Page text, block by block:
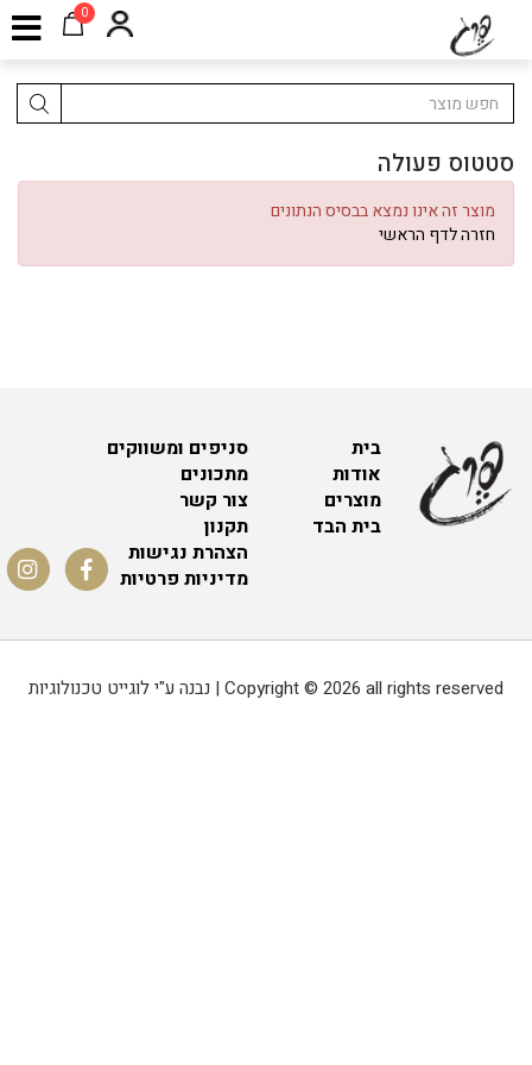
0
סטטוס פעולה
מוצר זה אינו נמצא בבסיס הנתונים
חזרה לדף הראשי
סניפים ומשווקים
מתכונים
צור קשר
תקנון
הצהרת נגישות
מדיניות פרטיות
בית
אודות
מוצרים
בית הבד
Copyright © 2026 all rights reserved | נבנה ע"י לוגייט טכנולוגיות